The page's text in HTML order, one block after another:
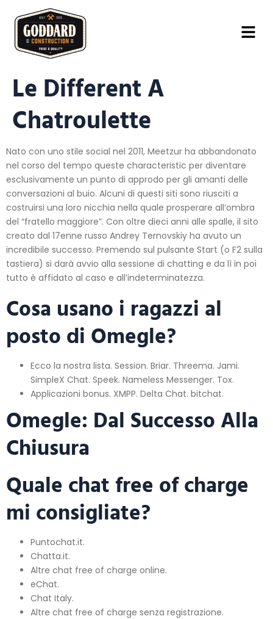
Le Different A
Chatroulette
Nato con uno stile social nel 2011, Meetzur ha abbandonato
nel corso del tempo queste characteristic per diventare
esclusivamente un punto di approdo per gli amanti delle
conversazioni al buio. Alcuni di questi siti sono riusciti a
costruirsi una loro nicchia nella quale prosperare all’ombra
del “fratello maggiore”. Con oltre dieci anni alle spalle, il sito
creato dal 17enne russo Andrey Ternovskiy ha avuto un
incredibile successo. Premendo sul pulsante Start (o F2 sulla
tastiera) si darà avvio alla sessione di chatting e da lì in poi
tutto è affidato al caso e all’indeterminatezza.
Cosa usano i ragazzi al
posto di Omegle?
Ecco la nostra lista. Session. Briar. Threema. Jami.
SimpleX Chat. Speek. Nameless Messenger. Tox.
Applicazioni bonus. XMPP. Delta Chat. bitchat.
Omegle: Dal Successo Alla
Chiusura
Quale chat free of charge
mi consigliate?
Puntochat.it.
Chatta.it.
Altre chat free of charge online.
eChat.
Chat Italy.
Altre chat free of charge senza registrazione.